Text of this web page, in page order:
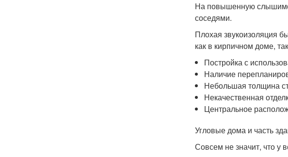
На повышенную
соседями.
Плохая звукоизоляция
как в кирпичном доме,
Постройка с
Наличие
Небольшая толщина
Некачественная
Центральное
Угловые дома и часть
Совсем не значит, что у